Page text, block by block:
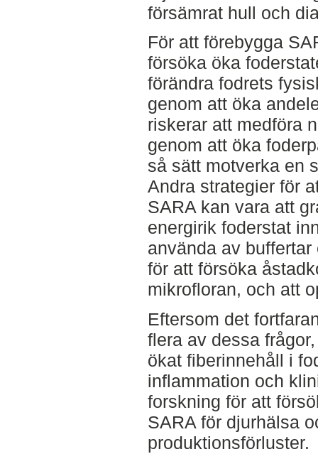
försämrat hull och
För att förebygga
försöka öka
förändra fodrets
genom att öka
riskerar att medföra
genom att öka
så sätt motverka en
Andra strategier för
SARA kan vara att
energirik foderstat
använda av
för att försöka
mikrofloran, och att
Eftersom det
flera av dessa
ökat fiberinnehåll i
inflammation och
forskning för att
SARA för djurhälsa
produktionsförluster.